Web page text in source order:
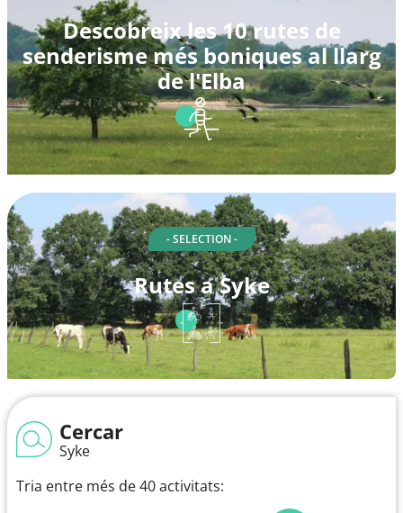
Descobreix les 10 rutes de
senderisme més boniques al llarg
de l'Elba
- SELECTION -
Rutes a Syke
Cercar
Syke
Tria entre més de 40 activitats: